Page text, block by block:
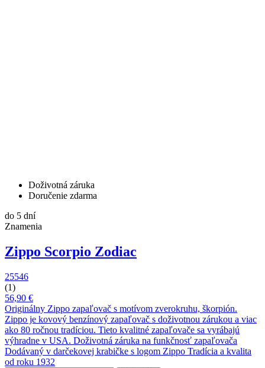
Doživotná záruka
Doručenie zdarma
do 5 dní
Znamenia
Zippo Scorpio Zodiac
25546
(1)
56,90 €
Originálny Zippo zapaľovač s motívom zverokruhu, škorpión.
Zippo je kovový benzínový zapaľovač s doživotnou zárukou a viac
ako 80 ročnou tradíciou. Tieto kvalitné zapaľovače sa vyrábajú
výhradne v USA. Doživotná záruka na funkčnosť zapaľovača
Dodávaný v darčekovej krabičke s logom Zippo Tradícia a kvalita
od roku 1932